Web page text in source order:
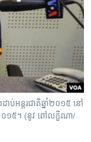
ាប់​អន្តរជាតិឆ្នាំ​២០១៥ នៅ​
០១៥។ (នូវ ពៅលក្ខិណា/